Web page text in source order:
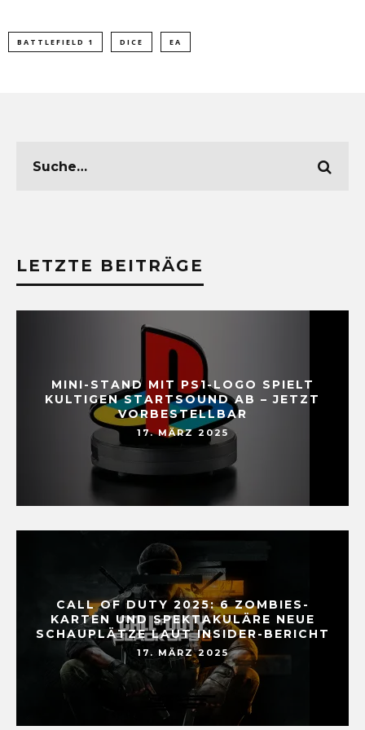
BATTLEFIELD 1 DICE EA
LETZTE BEITRÄGE
MINI-STAND MIT PS1-LOGO SPIELT
KULTIGEN STARTSOUND AB – JETZT
VORBESTELLBAR
17. MÄRZ 2025
CALL OF DUTY 2025: 6 ZOMBIES-
KARTEN UND SPEKTAKULÄRE NEUE
SCHAUPLÄTZE LAUT INSIDER-BERICHT
17. MÄRZ 2025